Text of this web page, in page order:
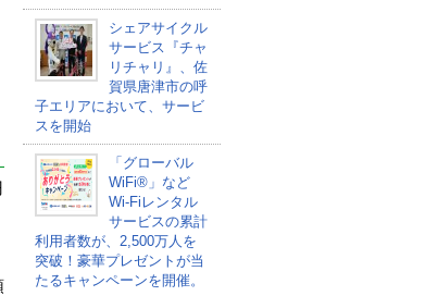
シェアサイクル
サービス『チャ
リチャリ』、佐
賀県唐津市の呼
子エリアにおいて、サービ
スを開始
「グローバル
WiFi®」など
Wi-Fiレンタル
サービスの累計
利用者数が、2,500万人を
突破！豪華プレゼントが当
たるキャンペーンを開催。